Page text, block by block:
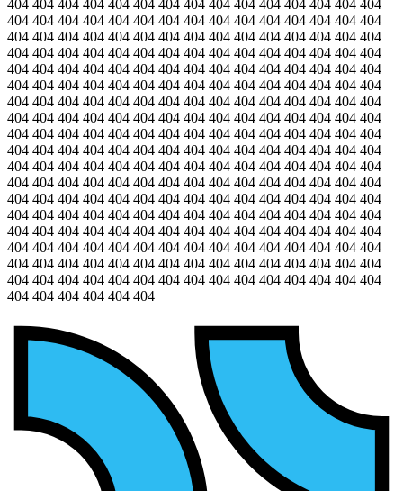
404 404 404 404 404 404 404 404 404 404 404 404 404 404 404
404 404 404 404 404 404 404 404 404 404 404 404 404 404 404
404 404 404 404 404 404 404 404 404 404 404 404 404 404 404
404 404 404 404 404 404 404 404 404 404 404 404 404 404 404
404 404 404 404 404 404 404 404 404 404 404 404 404 404 404
404 404 404 404 404 404 404 404 404 404 404 404 404 404 404
404 404 404 404 404 404 404 404 404 404 404 404 404 404 404
404 404 404 404 404 404 404 404 404 404 404 404 404 404 404
404 404 404 404 404 404 404 404 404 404 404 404 404 404 404
404 404 404 404 404 404 404 404 404 404 404 404 404 404 404
404 404 404 404 404 404 404 404 404 404 404 404 404 404 404
404 404 404 404 404 404 404 404 404 404 404 404 404 404 404
404 404 404 404 404 404 404 404 404 404 404 404 404 404 404
404 404 404 404 404 404 404 404 404 404 404 404 404 404 404
404 404 404 404 404 404 404 404 404 404 404 404 404 404 404
404 404 404 404 404 404 404 404 404 404 404 404 404 404 404
404 404 404 404 404 404 404 404 404 404 404 404 404 404 404
404 404 404 404 404 404 404 404 404 404 404 404 404 404 404
404 404 404 404 404 404